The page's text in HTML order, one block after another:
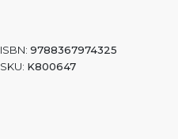
ISBN: 9788367974325
SKU: K800647